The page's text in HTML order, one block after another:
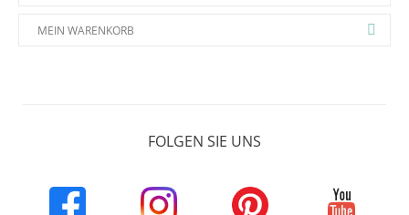
MEIN WARENKORB
FOLGEN SIE UNS